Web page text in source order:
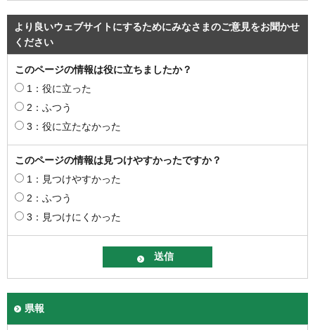
より良いウェブサイトにするためにみなさまのご意見をお聞かせ
ください
このページの情報は役に立ちましたか？
1：役に立った
2：ふつう
3：役に立たなかった
このページの情報は見つけやすかったですか？
1：見つけやすかった
2：ふつう
3：見つけにくかった
県報